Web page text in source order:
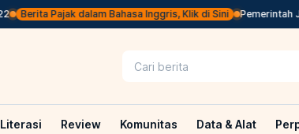
Berita Pajak dalam Bahasa Inggris, Klik di Sini Pemerintah
Literasi Review Komunitas Data & Alat